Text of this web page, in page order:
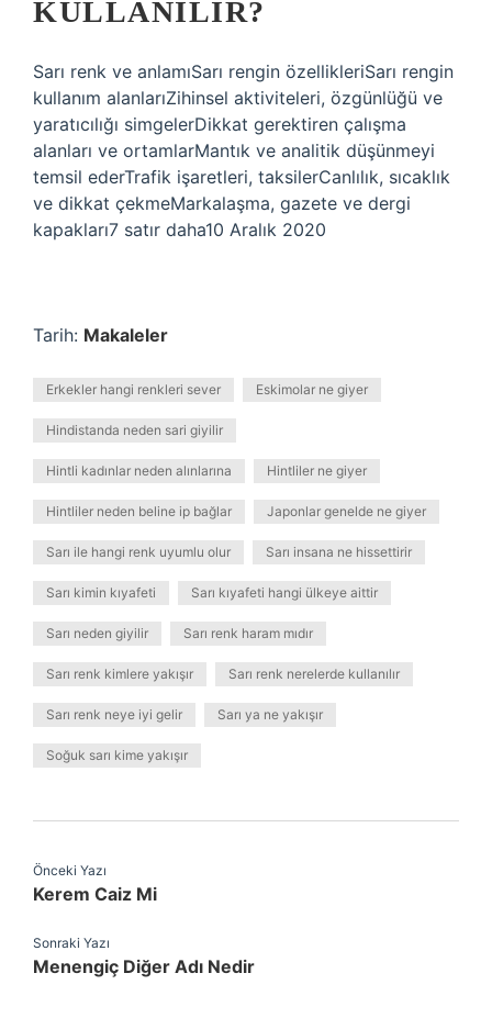
KULLANILIR?
Sarı renk ve anlamıSarı rengin özellikleriSarı rengin
kullanım alanlarıZihinsel aktiviteleri, özgünlüğü ve
yaratıcılığı simgelerDikkat gerektiren çalışma
alanları ve ortamlarMantık ve analitik düşünmeyi
temsil ederTrafik işaretleri, taksilerCanlılık, sıcaklık
ve dikkat çekmeMarkalaşma, gazete ve dergi
kapakları7 satır daha10 Aralık 2020
Tarih: Makaleler
Erkekler hangi renkleri sever Eskimolar ne giyer
Hindistanda neden sari giyilir
Hintli kadınlar neden alınlarına Hintliler ne giyer
Hintliler neden beline ip bağlar Japonlar genelde ne giyer
Sarı ile hangi renk uyumlu olur Sarı insana ne hissettirir
Sarı kimin kıyafeti Sarı kıyafeti hangi ülkeye aittir
Sarı neden giyilir Sarı renk haram mıdır
Sarı renk kimlere yakışır Sarı renk nerelerde kullanılır
Sarı renk neye iyi gelir Sarı ya ne yakışır
Soğuk sarı kime yakışır
Önceki Yazı
Kerem Caiz Mi
Sonraki Yazı
Menengiç Diğer Adı Nedir